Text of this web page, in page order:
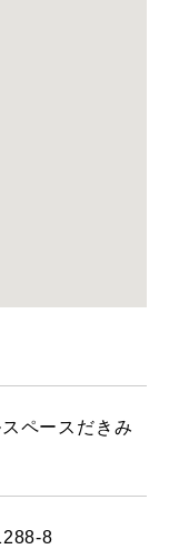
ペースだきみ
8